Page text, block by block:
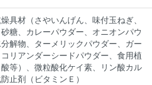
具材（さやいんげん、味付玉ねぎ、
糖、カレーパウダー、オニオンパウ
解物、ターメリックパウダー、ガー
リアンダーシードパウダー、食用植
等）、微粒酸化ケイ素、リン酸カル
止剤（ビタミンＥ）